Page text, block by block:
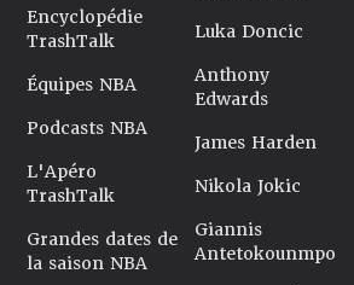
Encyclopédie
TrashTalk
Équipes NBA
Podcasts NBA
L'Apéro
TrashTalk
Grandes dates de
la saison NBA
Luka Doncic
Anthony
Edwards
James Harden
Nikola Jokic
Giannis
Antetokounmpo